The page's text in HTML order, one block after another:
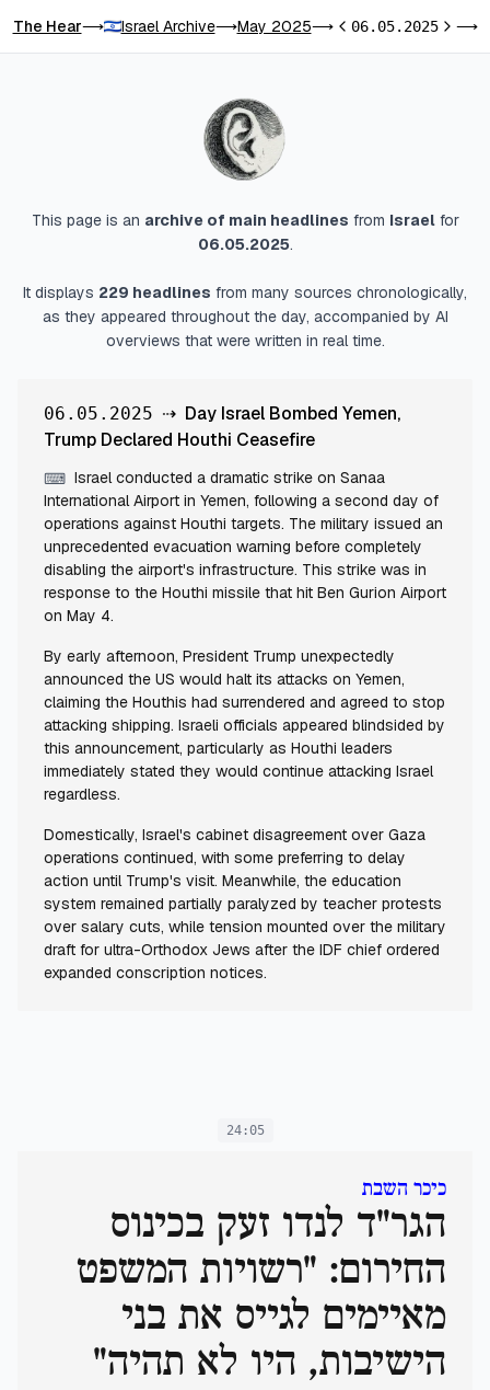
The Hear⟶ Israel Archive⟶May 2025⟶Previous day
06.05.2025Next⟶
This page is an archive of main headlines from Israelfor
06.05.2025.
It displays 229 headlines from many sources chronologically,
as they appeared throughout the day, accompanied by AI
overviews that were written in real time.
06.05.2025 ⇢ Day Israel Bombed Yemen,
Trump Declared Houthi Ceasefire
⌨ Israel conducted a dramatic strike on Sanaa
International Airport in Yemen, following a second day of
operations against Houthi targets. The military issued an
unprecedented evacuation warning before completely
disabling the airport's infrastructure. This strike was in
response to the Houthi missile that hit Ben Gurion Airport
on May 4.
By early afternoon, President Trump unexpectedly
announced the US would halt its attacks on Yemen,
claiming the Houthis had surrendered and agreed to stop
attacking shipping. Israeli officials appeared blindsided by
this announcement, particularly as Houthi leaders
immediately stated they would continue attacking Israel
regardless.
Domestically, Israel's cabinet disagreement over Gaza
operations continued, with some preferring to delay
action until Trump's visit. Meanwhile, the education
system remained partially paralyzed by teacher protests
over salary cuts, while tension mounted over the military
draft for ultra-Orthodox Jews after the IDF chief ordered
expanded conscription notices.
24:05
כיכר השבת
הגר"ד לנדו זעק בכינוס
החירום: "רשויות המשפט
מאיימים לגייס את בני
הישיבות, היו לא תהיה"